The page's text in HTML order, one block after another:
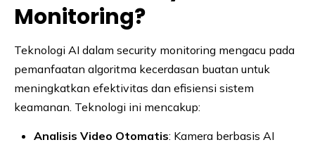
Monitoring?
Teknologi AI dalam security monitoring mengacu pada
pemanfaatan algoritma kecerdasan buatan untuk
meningkatkan efektivitas dan efisiensi sistem
keamanan. Teknologi ini mencakup:
Analisis Video Otomatis: Kamera berbasis AI